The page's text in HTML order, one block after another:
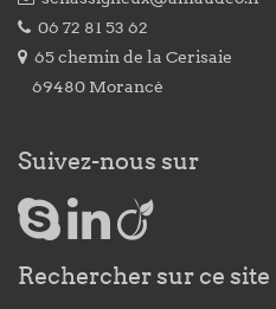
06 72 81 53 62
65 chemin de la Cerisaie
69480 Morancé
Suivez-nous sur
Rechercher sur ce site